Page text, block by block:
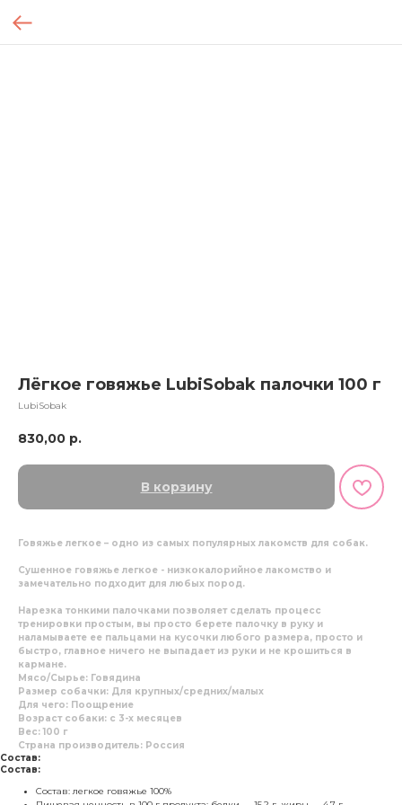
Лёгкое говяжье LubiSobak палочки 100 г
LubiSobak
830,00 р.
В корзину
Говяжье легкое – одно из самых популярных лакомств для собак.
Сушенное говяжье легкое - низкокалорийное лакомство и
замечательно подходит для любых пород.
Нарезка тонкими палочками позволяет сделать процесс
тренировки простым, вы просто берете палочку в руку и
наламываете ее пальцами на кусочки любого размера, просто и
быстро, главное ничего не выпадает из руки и не крошиться в
кармане.
Мясо/Сырье: Говядина
Размер собачки: Для крупных/средних/малых
Для чего: Поощрение
Возраст собаки: с 3-х месяцев
Вес: 100 г
Страна производитель: Россия
Состав:
Состав:
Состав: легкое говяжье 100%